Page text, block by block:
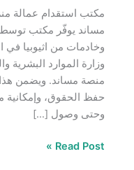
مكتب استقدام عمالة
مساند يوفّر مكتب توسط
وخادمات من اثيوبيا
وزارة الموارد البشرية
منصة مساند. ويضمن هذا
حفظ الحقوق، وإمكانية
وحتى وصول […]
Read Post »